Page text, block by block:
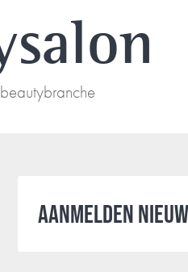
AANMELDEN